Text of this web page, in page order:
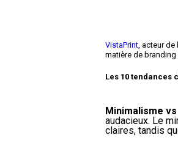
VistaPrint, acteur de
matière de
Les 10 tendances
Minimalisme
audacieux. Le
claires, tandis